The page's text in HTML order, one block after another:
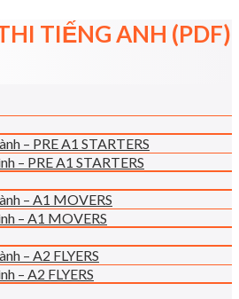
TIẾNG ANH (PDF)
– PRE A1 STARTERS
– PRE A1 STARTERS
– A1 MOVERS
– A1 MOVERS
– A2 FLYERS
– A2 FLYERS